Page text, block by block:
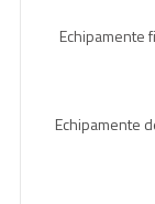
Echipamente
Echipamente